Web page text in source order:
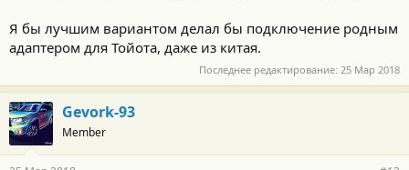
Я бы лучшим вариантом делал бы подключение родным
адаптером для Тойота, даже из китая.
Последнее редактирование: 25 Мар 2018
Gevork-93
Member